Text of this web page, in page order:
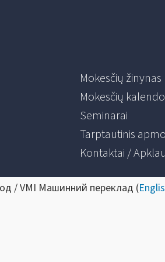
Mokesčių žinynas
Mokesčių
Seminarai
Tarptautinis
Kontaktai /
/ VMI Машинний переклад (